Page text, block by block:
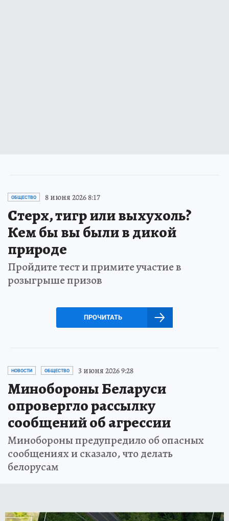
ОБЩЕСТВО 8 июня 2026 8:17
Стерх, тигр или выхухоль?
Кем бы вы были в дикой
природе
Пройдите тест и примите участие в
розыгрыше призов
ПРОЧИТАТЬ
НОВОСТИ ОБЩЕСТВО 3 июня 2026 9:28
Минобороны Беларуси
опровергло рассылку
сообщений об агрессии
Минобороны предупредило об опасных
сообщениях и сказало, что делать
белорусам